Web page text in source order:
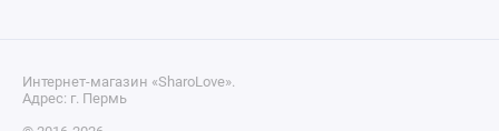
Интернет-магазин «SharoLove».
Адрес: г. Пермь